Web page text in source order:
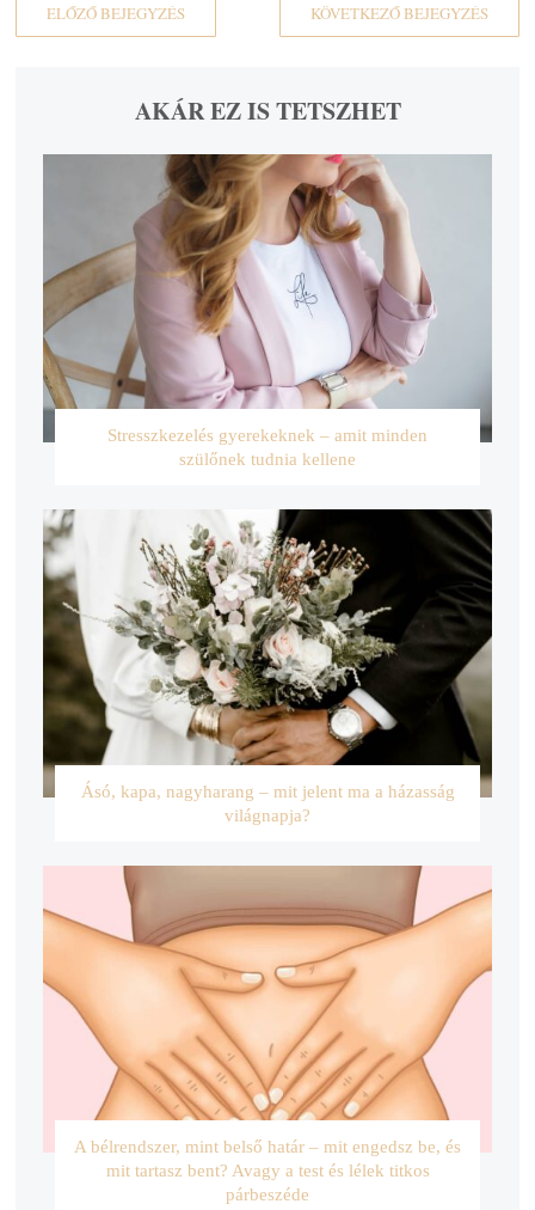
ELŐZŐ BEJEGYZÉS KÖVETKEZŐ BEJEGYZÉS
AKÁR EZ IS TETSZHET
Stresszkezelés gyerekeknek – amit minden
szülőnek tudnia kellene
Ásó, kapa, nagyharang – mit jelent ma a házasság
világnapja?
A bélrendszer, mint belső határ – mit engedsz be, és
mit tartasz bent? Avagy a test és lélek titkos
párbeszéde